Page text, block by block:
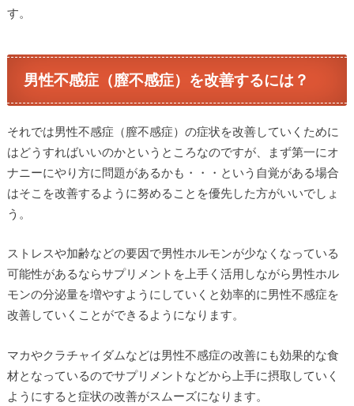
す。
男性不感症（膣不感症）を改善するには？
それでは男性不感症（膣不感症）の症状を改善していくために
はどうすればいいのかというところなのですが、まず第一にオ
ナニーにやり方に問題があるかも・・・という自覚がある場合
はそこを改善するように努めることを優先した方がいいでしょ
う。
ストレスや加齢などの要因で男性ホルモンが少なくなっている
可能性があるならサプリメントを上手く活用しながら男性ホル
モンの分泌量を増やすようにしていくと効率的に男性不感症を
改善していくことができるようになります。
マカやクラチャイダムなどは男性不感症の改善にも効果的な食
材となっているのでサプリメントなどから上手に摂取していく
ようにすると症状の改善がスムーズになります。